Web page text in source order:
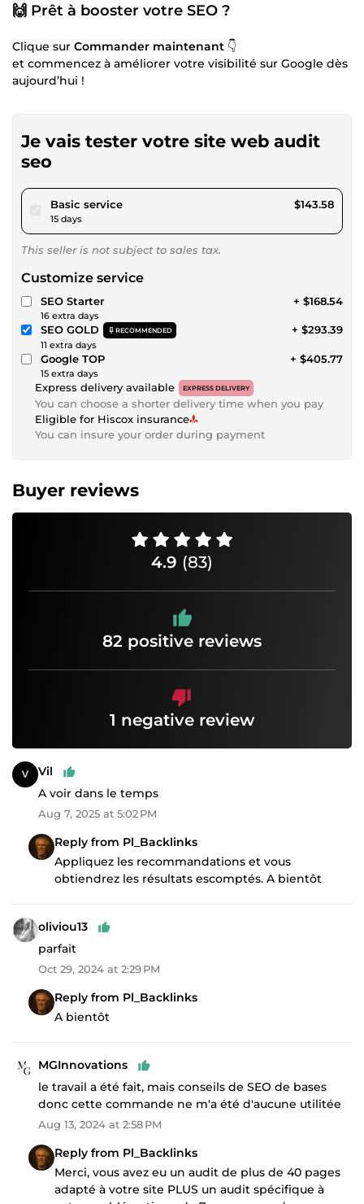
🙌 Prêt à booster votre SEO ?
Clique sur Commander maintenant 👇
et commencez à améliorer votre visibilité sur Google dès
aujourd’hui !
Je vais tester votre site web audit
seo
Basic servicepour $132.33
15 days
$143.58
This seller is not subject to sales tax.
Customize service
SEO Starter
16 extra days
+ $168.54
SEO GOLD RECOMMENDED
11 extra days
+ $293.39
Google TOP
15 extra days
+ $405.77
Express delivery available EXPRESS DELIVERY
You can choose a shorter delivery time when you pay
Eligible for Hiscox insurance
You can insure your order during payment
Buyer reviews
4.9 (83)
82 positive reviews
1 negative review
Vil
A voir dans le temps
Aug 7, 2025 at 5:02 PM
Reply from Pl_Backlinks
Appliquez les recommandations et vous
obtiendrez les résultats escomptés. A bientôt
oliviou13
parfait
Oct 29, 2024 at 2:29 PM
Reply from Pl_Backlinks
A bientôt
MGInnovations
le travail a été fait, mais conseils de SEO de bases
donc cette commande ne m'a été d'aucune utilitée
Aug 13, 2024 at 2:58 PM
Reply from Pl_Backlinks
Merci, vous avez eu un audit de plus de 40 pages
adapté à votre site PLUS un audit spécifique à